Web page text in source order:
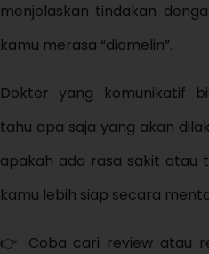
menjelaskan tindakan
kamu merasa “diomelin”.
Dokter yang komunikatif
tahu apa saja yang akan
apakah ada rasa sakit atau
kamu lebih siap secara
👉 Coba cari review atau